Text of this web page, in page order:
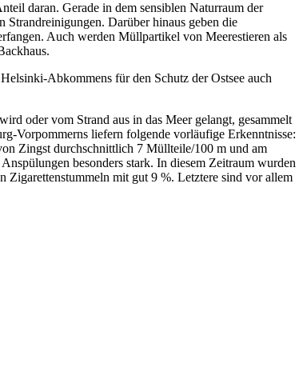
daran. Gerade in dem sensiblen Naturraum der
Strandreinigungen. Darüber hinaus geben die
Auch werden Müllpartikel von Meerestieren als
Abkommens für den Schutz der Ostsee auch
oder vom Strand aus in das Meer gelangt, gesammelt
Vorpommerns liefern folgende vorläufige Erkenntnisse:
Zingst durchschnittlich 7 Müllteile/100 m und am
besonders stark. In diesem Zeitraum wurden
Zigarettenstummeln mit gut 9 %. Letztere sind vor allem